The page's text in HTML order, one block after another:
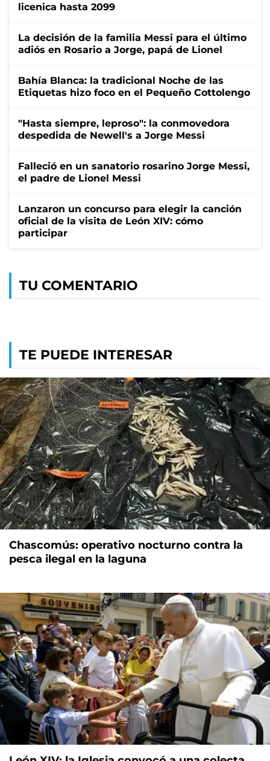
licenica hasta 2099
La decisión de la familia Messi para el último
adiós en Rosario a Jorge, papá de Lionel
Bahía Blanca: la tradicional Noche de las
Etiquetas hizo foco en el Pequeño Cottolengo
"Hasta siempre, leproso": la conmovedora
despedida de Newell's a Jorge Messi
Falleció en un sanatorio rosarino Jorge Messi,
el padre de Lionel Messi
Lanzaron un concurso para elegir la canción
oficial de la visita de León XIV: cómo
participar
TU COMENTARIO
TE PUEDE INTERESAR
Chascomús: operativo nocturno contra la
pesca ilegal en la laguna